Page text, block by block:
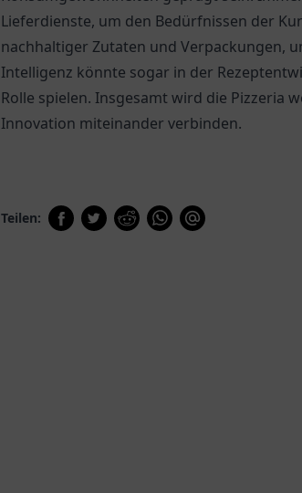
Lieferdienste, um den Bedürfnissen der
nachhaltiger Zutaten und Verpackungen,
Intelligenz könnte sogar in der
Rolle spielen. Insgesamt wird die Pizzeria
Innovation miteinander verbinden.
Teilen: